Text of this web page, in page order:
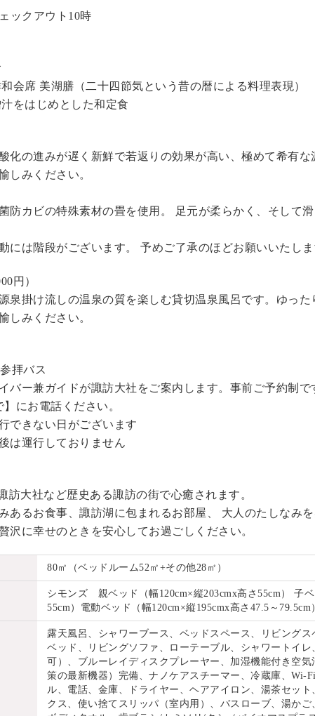
ックアウト10時
会席 美湖膳（二十四節気という昔の暦による料理表現）
をはじめとした和定食
化の進みが遅く新鮮で若返りの効果が高い、極めて希有な
しみください。
防カビの特殊素材の畳を使用。 足元が柔らかく、そして
には階段がございます。 予めご了承のほどお願いいたしま
円 ）
泉掛け流しの温泉の質を楽しむ貸切温泉風呂です。ゆった
しみください。
拝バス
バー兼ガイドが諏訪大社をご案内します。 事前ご予約制で
にお電話ください。
できない日がございます
は運行しておりません
訪大社など歴史ある諏訪の街で心癒されます。
あるお食事、諏訪湖に包まれるお部屋、 大人のたしなみ
沢に幸せのときを安心してお過ごしください。
80㎡（ベッドルーム52㎡+その他28㎡）
シモンズ 親ベッド（幅120cm×縦203cmx高さ55cm） 子ベ
55cm）電動ベッド（幅120cm×縦195cmx高さ47.5～79.5cm）
露天風呂、シャワーブース、ベッドスペース、リビング
ベッド、リビングソファ、ローテーブル、シャワートイ
可）、ブルーレイディスクプレーヤー、加湿機能付き空気
策の最新機器）完備、ナノケアスチーマー、冷蔵庫、Wi-
ル、電話、金庫、ドライヤー、ヘアアイロン、湯茶セッ
クス、使い捨てスリッパ（室内用）、バスローブ、湯かご